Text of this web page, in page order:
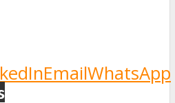
EmailWhatsApp